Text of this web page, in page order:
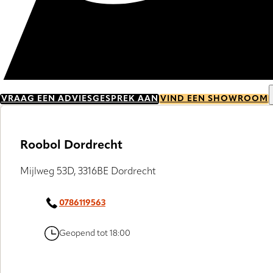
VRAAG EEN ADVIESGESPREK AAN VIND EEN SHOWROOM
Roobol Dordrecht
Mijlweg 53D, 3316BE Dordrecht
0786119563
Geopend tot 18:00